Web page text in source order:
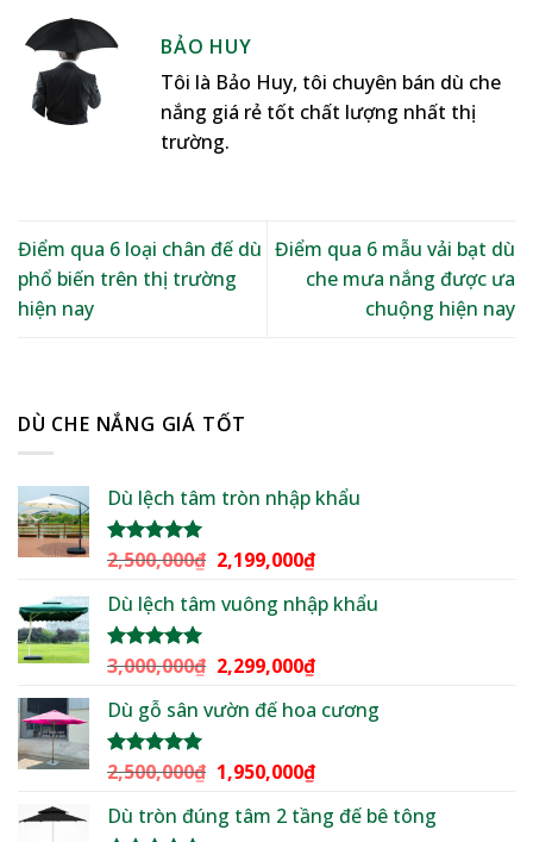
BẢO HUY
Tôi là Bảo Huy, tôi chuyên bán dù che
nắng giá rẻ tốt chất lượng nhất thị
trường.
Điểm qua 6 loại chân đế dù
phổ biến trên thị trường
hiện nay
Điểm qua 6 mẫu vải bạt dù
che mưa nắng được ưa
chuộng hiện nay
DÙ CHE NẮNG GIÁ TỐT
Dù lệch tâm tròn nhập khẩu
Được xếp
5 sao
2,500,000₫ Giá
là:
2,199,000₫Giá
tại
2,199,000₫.
Dù lệch tâm vuông nhập khẩu
Được xếp
5 sao
3,000,000₫ Giá
là:
2,299,000₫Giá
tại
2,299,000₫.
Dù gỗ sân vườn đế hoa cương
Được xếp
5 sao
2,500,000₫ Giá
là:
1,950,000₫Giá
tại
Dù tròn đúng tâm 2 tầng đế bê tông